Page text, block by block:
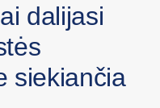
dalijasi
siekiančia